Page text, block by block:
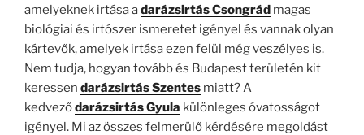
amelyeknek irtása adarázsirtás Csongrád magas
biológiai és irtószer ismeretet igényel és vannak olyan
kártevők, amelyek irtása ezen felül még veszélyes is.
Nem tudja, hogyan tovább és Budapest területén kit
keressen darázsirtás Szentes miatt? A
kedveződarázsirtás Gyula különleges óvatosságot
igényel. Mi az összes felmerülő kérdésére megoldást